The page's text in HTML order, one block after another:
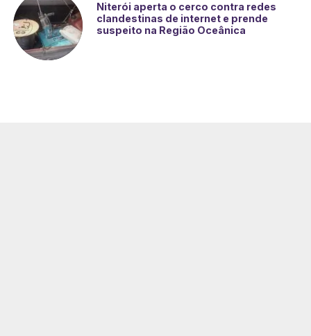
Niterói aperta o cerco contra redes
clandestinas de internet e prende
suspeito na Região Oceânica